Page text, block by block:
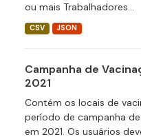
ou mais Trabalhadores...
CSV JSON
Campanha de
2021
Contém os locais de
período de campanha
em 2021. Os usuários